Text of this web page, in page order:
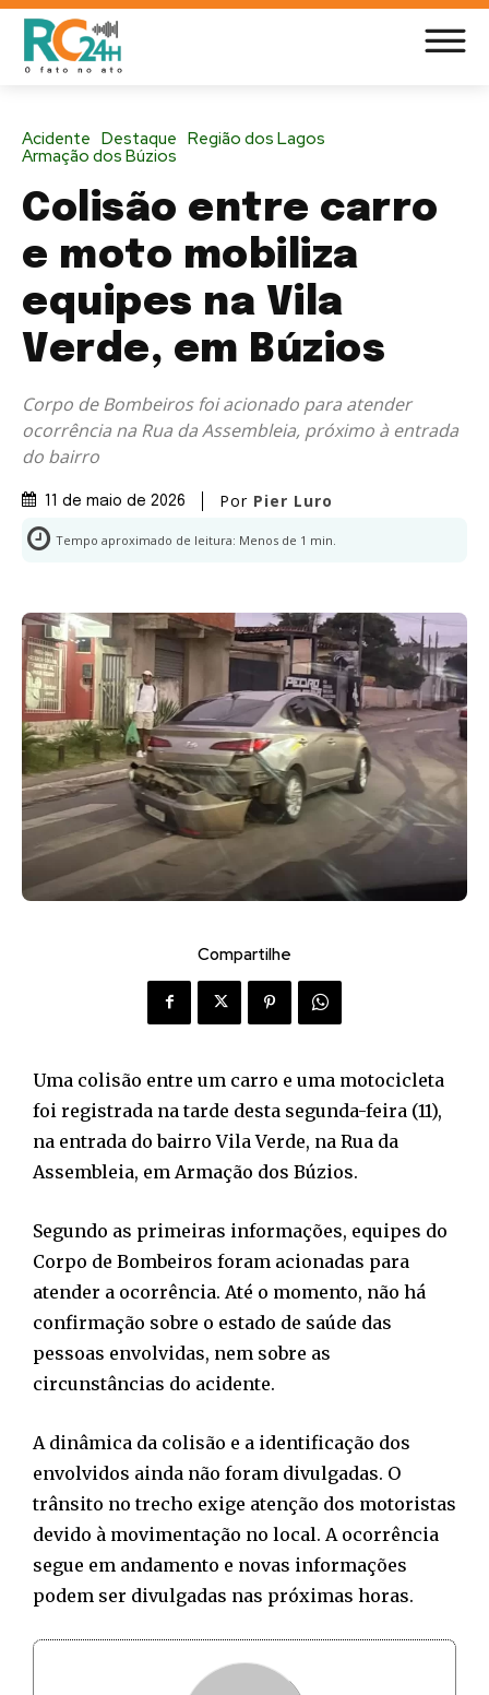
Acidente Destaque Região dos Lagos
Armação dos Búzios
Colisão entre carro
e moto mobiliza
equipes na Vila
Verde, em Búzios
Corpo de Bombeiros foi acionado para atender
ocorrência na Rua da Assembleia, próximo à entrada
do bairro
11 de maio de 2026 Por Pier Luro
Tempo aproximado de leitura: Menos de 1 min.
Compartilhe
Uma colisão entre um carro e uma motocicleta
foi registrada na tarde desta segunda-feira (11),
na entrada do bairro Vila Verde, na Rua da
Assembleia, em Armação dos Búzios.
Segundo as primeiras informações, equipes do
Corpo de Bombeiros foram acionadas para
atender a ocorrência. Até o momento, não há
confirmação sobre o estado de saúde das
pessoas envolvidas, nem sobre as
circunstâncias do acidente.
A dinâmica da colisão e a identificação dos
envolvidos ainda não foram divulgadas. O
trânsito no trecho exige atenção dos motoristas
devido à movimentação no local. A ocorrência
segue em andamento e novas informações
podem ser divulgadas nas próximas horas.